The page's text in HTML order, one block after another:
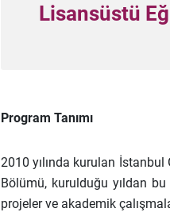
Lisansüstü
Program Tanımı
2010 yılında kurulan
Bölümü, kurulduğu yıldan
projeler ve akademik